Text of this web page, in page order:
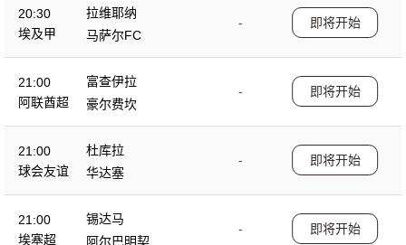
20:30
埃及甲
拉维耶纳
-
马萨尔FC
即将开始
21:00
阿联酋超
富查伊拉
-
豪尔费坎
即将开始
21:00
球会友谊
杜库拉
-
华达塞
即将开始
21:00
埃塞超
锡达马
-
阿尔巴明契
即将开始